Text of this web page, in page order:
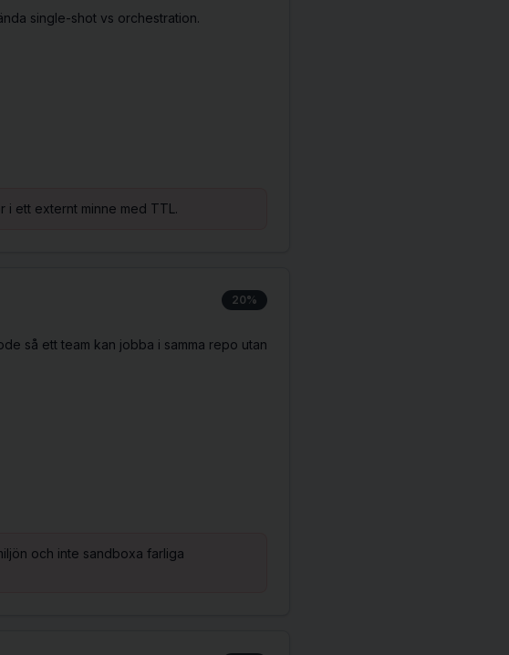
single-shot vs orchestration.
i ett externt minne med TTL.
20%
så ett team kan jobba i samma repo utan
och inte sandboxa farliga